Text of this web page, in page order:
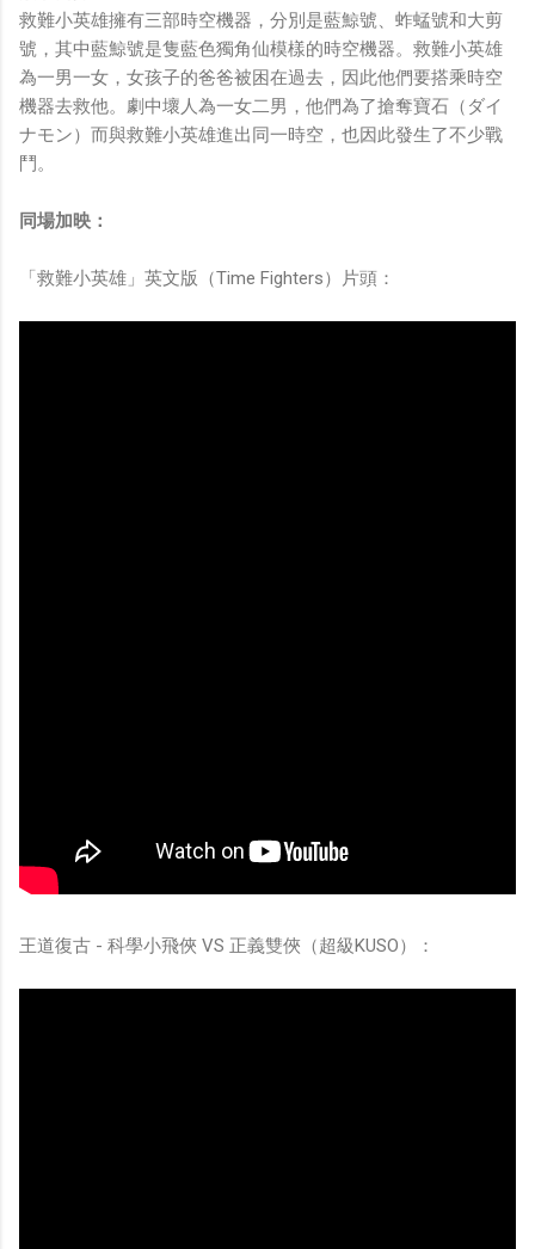
救難小英雄擁有三部時空機器，分別是藍鯨號、蚱蜢號和大剪
號，其中藍鯨號是隻藍色獨角仙模樣的時空機器。救難小英雄
為一男一女，女孩子的爸爸被困在過去，因此他們要搭乘時空
機器去救他。劇中壞人為一女二男，他們為了搶奪寶石（ダイ
ナモン）而與救難小英雄進出同一時空，也因此發生了不少戰
鬥。
同場加映：
「救難小英雄」英文版（Time Fighters）片頭：
王道復古 - 科學小飛俠 VS 正義雙俠（超級KUSO）：